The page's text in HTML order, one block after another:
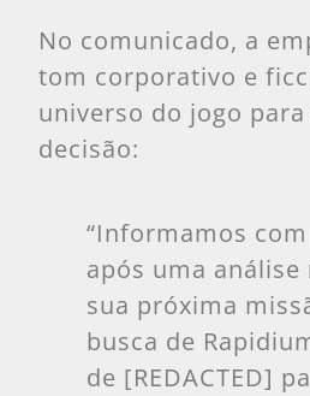
No comunicado, a
tom corporativo e
universo do jogo
decisão:
“Informamos
após uma análise
sua próxima
busca de
de [REDACTED]